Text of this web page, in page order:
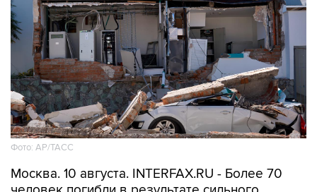
Фото: АР/ТАСС
Москва. 10 августа. INTERFAX.RU - Более 70